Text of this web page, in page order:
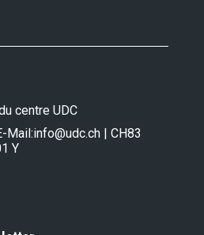
centre UDC
Mail:info@udc.ch | CH83
Y